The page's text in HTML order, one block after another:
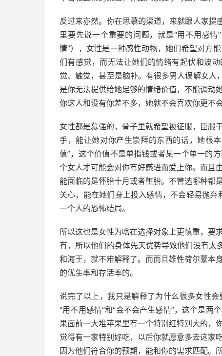
反过来亦然。你在思慕的渠道，来就跟人家提
里要先说一个重要的问题，就是“用不用感
情”），女性是一种感性动物，她们希望对方
们有感觉，而无法让她们的情绪有起伏和波
觉、触觉，甚至是脑补。有很多男人误解女人
是你无法提供给她足够的情绪价值，不能调动
你这人和没有你差不多，她就不会喜欢你更不会
女性都是慕强的，骨子里就希望被征服，臣服
手，能让她对你产生崇拜的东西的话，她根
值”，这个价值不是单指钱或者某一个单一的
个女人才可能会对你有好感进而爱上你。而且
能面临的是怀胎十月或者堕胎。不管选哪种都
关心，能在她们身上投入感情，不会轻易抛
一个人的恐怖结局。
所以这也是女性为啥在选择对象上更慎重，要
有，所以他们的身体先天优势导致他们没有太
和海王，就不难解释了。而而且雄性荷尔蒙本
的优生率和存活率的。
说完了以上，我只是解释了为什么很多女性
“用不用感情”和“会不会产生感情”，这个是两
果面前一大堆苹果里有一个特别红特别大的，
觉得有一家特别好吃，以后你就愿意多去这家
因为他们符合你的预期，能和你的需求匹配。